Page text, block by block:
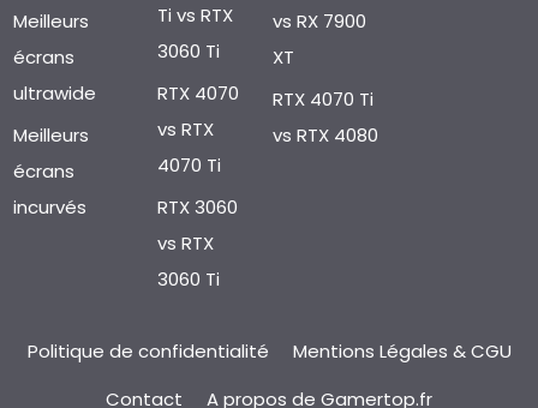
Meilleurs
écrans
ultrawide
Meilleurs
écrans
incurvés
Ti vs RTX
3060 Ti
RTX 4070
vs RTX
4070 Ti
RTX 3060
vs RTX
3060 Ti
vs RX 7900
XT
RTX 4070 Ti
vs RTX 4080
Politique de confidentialité
Mentions Légales & CGU
Contact
A propos de Gamertop.fr